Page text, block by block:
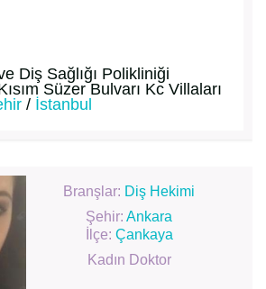
Diş Sağlığı Polikliniği
Süzer Bulvarı Kc Villaları
/ İstanbul
Branşlar: Diş Hekimi
Şehir:Ankara
İlçe: Çankaya
Kadın Doktor